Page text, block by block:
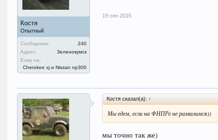
Костя
Опытный
Сообщения:
240
Адрес:
Зеленокумск
Езжу на:
Cherokee xj и Nissan np300
19 сен 2015
Костя сказал(а): ↑
Мы едем, если на ФНПРе не развалимся))
мы точно так же)